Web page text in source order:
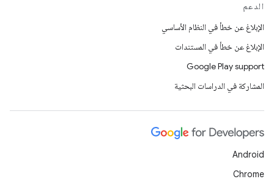
الدعم
الإبلاغ عن خطأ في النظام الأساسي
الإبلاغ عن خطأ في المستندات
Google Play support
المشاركة في الدراسات البحثية
Android
Chrome